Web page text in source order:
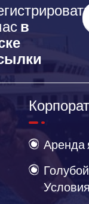
в
Аренда
Условия